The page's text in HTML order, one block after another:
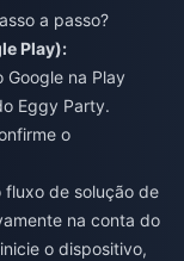
a passo?
Play):
na Play
Eggy Party.
o
de solução de
na conta do
o dispositivo,